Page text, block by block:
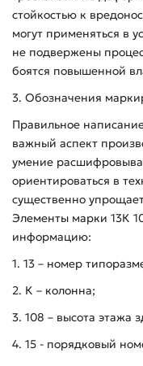
стойкостью к
могут применяться в
не подвержены
боятся повышенной
3. Обозначения
Правильное
важный аспект
умение
ориентироваться в
существенно
Элементы марки 13К
информацию:
1. 13 – номер
2. К – колонна;
3. 108 – высота этажа
4. 15 - порядковый